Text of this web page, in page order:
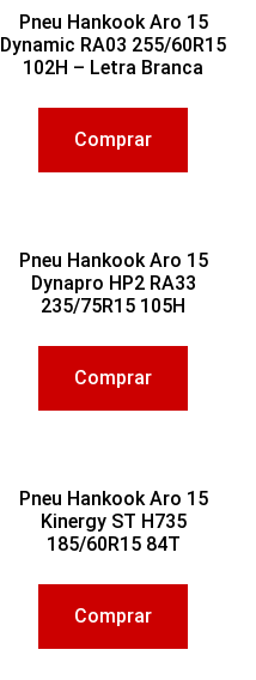
Pneu Hankook Aro 15
Dynamic RA03 255/60R15
102H – Letra Branca
Comprar
Pneu Hankook Aro 15
Dynapro HP2 RA33
235/75R15 105H
Comprar
Pneu Hankook Aro 15
Kinergy ST H735
185/60R15 84T
Comprar